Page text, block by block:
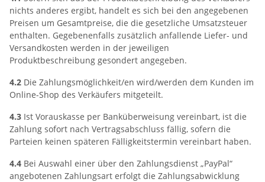
nichts anderes ergibt, handelt es sich bei den angegebenen
Preisen um Gesamtpreise, die die gesetzliche Umsatzsteuer
enthalten. Gegebenenfalls zusätzlich anfallende Liefer- und
Versandkosten werden in der jeweiligen
Produktbeschreibung gesondert angegeben.
4.2 Die Zahlungsmöglichkeit/en wird/werden dem Kunden im
Online-Shop des Verkäufers mitgeteilt.
4.3 Ist Vorauskasse per Banküberweisung vereinbart, ist die
Zahlung sofort nach Vertragsabschluss fällig, sofern die
Parteien keinen späteren Fälligkeitstermin vereinbart haben.
4.4 Bei Auswahl einer über den Zahlungsdienst „PayPal“
angebotenen Zahlungsart erfolgt die Zahlungsabwicklung